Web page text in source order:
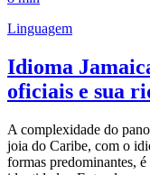
Linguagem
Idioma
oficiais e sua
A complexidade do
joia do Caribe, com o
formas predominantes,